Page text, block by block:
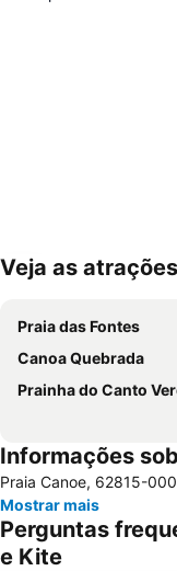
Ampliar mapa
Veja as
Praia das Fontes
Canoa Quebrada
Prainha do Canto
Informações
Praia Canoe, 62815-
Mostrar mais
Perguntas
e Kite